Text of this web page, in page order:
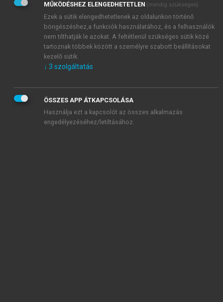
Adatkezelési tájékoztatóbanfoglaltakat tudomásul
veszem és elfogadom.
Általános vásárlási feltételeket, valamint a szotar.netés a
mersz.huoldalak licencszerződéseiben foglaltakat
tudomásul veszem és elfogadom.
KIPRÓBÁLOM
MŰKÖDÉSHEZ ELENGEDHETETLEN (mindig szükséges)
Ezek a sütik elengedhetetlenek az oldalunkon történő
böngészéshez,a funkciók használatához, és a felhasználók
nem tilthatják le azokat. A feltétlenül szükséges sütik közé
tartoznak többek között a személyre szabott beállításokat
kezelő sütik.
↓ 3 szolgáltatás
ÖSSZES APP ÁTKAPCSOLÁSA
Használja ezt a kapcsolót az összes alkalmazás
engedélyezéséhez/letiltásához.